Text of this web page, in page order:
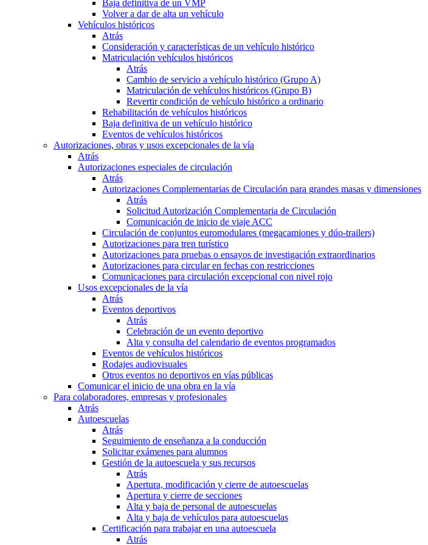
Baja definitiva de un VMP
Volver a dar de alta un vehículo
Vehículos históricos
Atrás
Consideración y características de un vehículo histórico
Matriculación vehículos históricos
Atrás
Cambio de servicio a vehículo histórico (Grupo A)
Matriculación de vehículos históricos (Grupo B)
Revertir condición de vehículo histórico a ordinario
Rehabilitación de vehículos históricos
Baja definitiva de un vehículo histórico
Eventos de vehículos históricos
Autorizaciones, obras y usos excepcionales de la vía
Atrás
Autorizaciones especiales de circulación
Atrás
Autorizaciones Complementarias de Circulación para grandes masas y dimensiones
Atrás
Solicitud Autorización Complementaria de Circulación
Comunicación de inicio de viaje ACC
Circulación de conjuntos euromodulares (megacamiones y dúo-trailers)
Autorizaciones para tren turístico
Autorizaciones para pruebas o ensayos de investigación extraordinarios
Autorizaciones para circular en fechas con restricciones
Comunicaciones para circulación excepcional con nivel rojo
Usos excepcionales de la vía
Atrás
Eventos deportivos
Atrás
Celebración de un evento deportivo
Alta y consulta del calendario de eventos programados
Eventos de vehículos históricos
Rodajes audiovisuales
Otros eventos no deportivos en vías públicas
Comunicar el inicio de una obra en la vía
Para colaboradores, empresas y profesionales
Atrás
Autoescuelas
Atrás
Seguimiento de enseñanza a la conducción
Solicitar exámenes para alumnos
Gestión de la autoescuela y sus recursos
Atrás
Apertura, modificación y cierre de autoescuelas
Apertura y cierre de secciones
Alta y baja de personal de autoescuelas
Alta y baja de vehículos para autoescuelas
Certificación para trabajar en una autoescuela
Atrás